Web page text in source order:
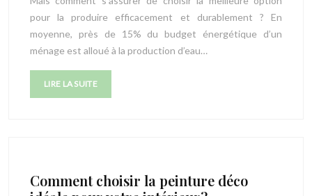
pour la produire efficacement et durablement ? En
moyenne, près de 15% du budget énergétique d’un
ménage est alloué à la production d’eau…
LIRE LA SUITE
Comment choisir la peinture déco